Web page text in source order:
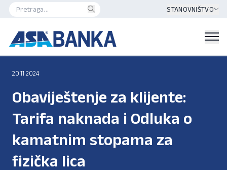
STANOVNIŠTVO
20.11.2024
Obaviještenje za klijente:
Tarifa naknada i Odluka o
kamatnim stopama za
fizička lica